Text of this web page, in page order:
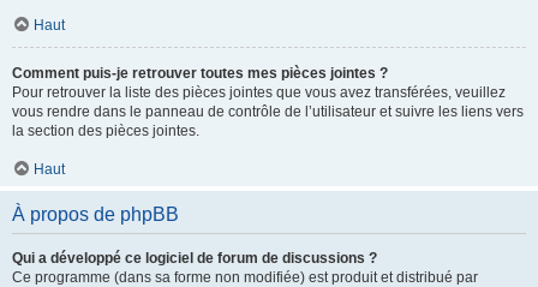
Haut
Comment puis-je retrouver toutes mes pièces jointes ?
Pour retrouver la liste des pièces jointes que vous avez transférées, veuillez
vous rendre dans le panneau de contrôle de l’utilisateur et suivre les liens vers
la section des pièces jointes.
Haut
À propos de phpBB
Qui a développé ce logiciel de forum de discussions ?
Ce programme (dans sa forme non modifiée) est produit et distribué par